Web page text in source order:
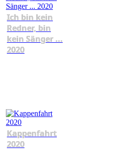
Ich bin kein
Redner, bin
kein Sänger ...
2020
Kappenfahrt
2020